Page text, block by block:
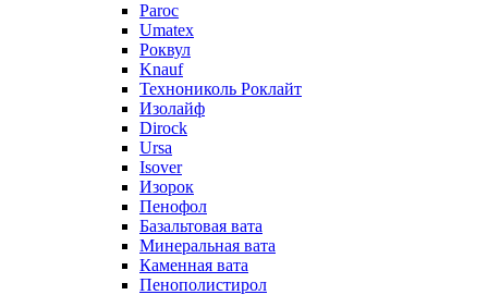
Paroc
Umatex
Роквул
Knauf
Технониколь Роклайт
Изолайф
Dirock
Ursa
Isover
Изорок
Пенофол
Базальтовая вата
Минеральная вата
Каменная вата
Пенополистирол